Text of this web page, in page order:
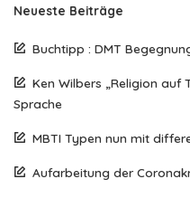
Neueste Beiträge
Buchtipp : DMT
Ken Wilbers „Religion auf
Sprache
MBTI Typen nun mit
Aufarbeitung der